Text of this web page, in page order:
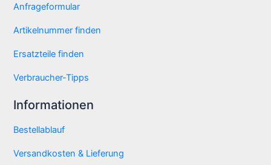
Anfrageformular
Artikelnummer finden
Ersatzteile finden
Verbraucher-Tipps
Informationen
Bestellablauf
Versandkosten & Lieferung